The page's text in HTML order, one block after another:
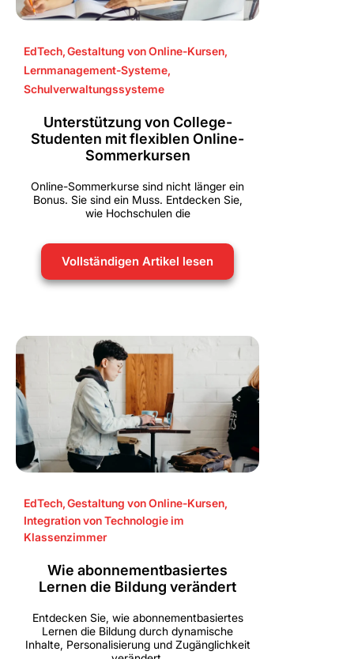
EdTech,Gestaltung von Online-Kursen,
Lernmanagement-Systeme,
Schulverwaltungssysteme
Unterstützung von College-
Studenten mit flexiblen Online-
Sommerkursen
Online-Sommerkurse sind nicht länger ein
Bonus. Sie sind ein Muss. Entdecken Sie,
wie Hochschulen die
Vollständigen Artikel lesen
EdTech,Gestaltung von Online-Kursen,
Integration von Technologie im
Klassenzimmer
Wie abonnementbasiertes
Lernen die Bildung verändert
Entdecken Sie, wie abonnementbasiertes
Lernen die Bildung durch dynamische
Inhalte, Personalisierung und Zugänglichkeit